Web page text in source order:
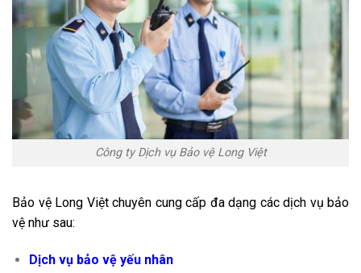
Công ty Dịch vụ Bảo vệ Long Việt
Bảo vệ Long Việt chuyên cung cấp đa dạng các dịch vụ bảo
vệ như sau:
Dịch vụ bảo vệ yếu nhân